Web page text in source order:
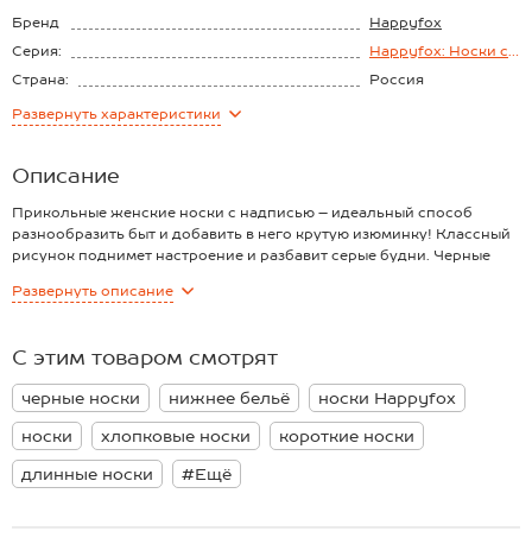
Бренд
Happyfox
Серия:
Happyfox: Носки с
Страна:
Россия
Состав:
Развернуть характеристики
Описание
Прикольные женские носки с надписью – идеальный способ
разнообразить быт и добавить в него крутую изюминку! Классный
рисунок поднимет настроение и разбавит серые будни. Черные
подойдут для подростков.
идеален для лета и весны. Благодаря эластану и полиамиду в
составе носочки отлично тянутся и сохраняют форму даже после
частых стирок.
Длинные трикотажные носки аккуратно облегают ноги благодаря
плотной вязке и удобной эластичной резинке. Высокие носки с
прикольным рисунком идеальны для повседневных образов и
станут отличным решением для спорта.
Развернуть описание
С этим товаром смотрят
черные носки нижнее бельё
носки Happyfox
носки
хлопковые носки
короткие носки
длинные носки
#Ещё